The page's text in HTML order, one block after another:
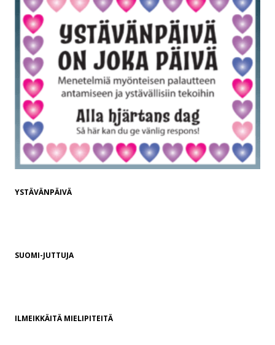
YSTÄVÄNPÄIVÄ
SUOMI-JUTTUJA
ILMEIKKÄITÄ MIELIPITEITÄ